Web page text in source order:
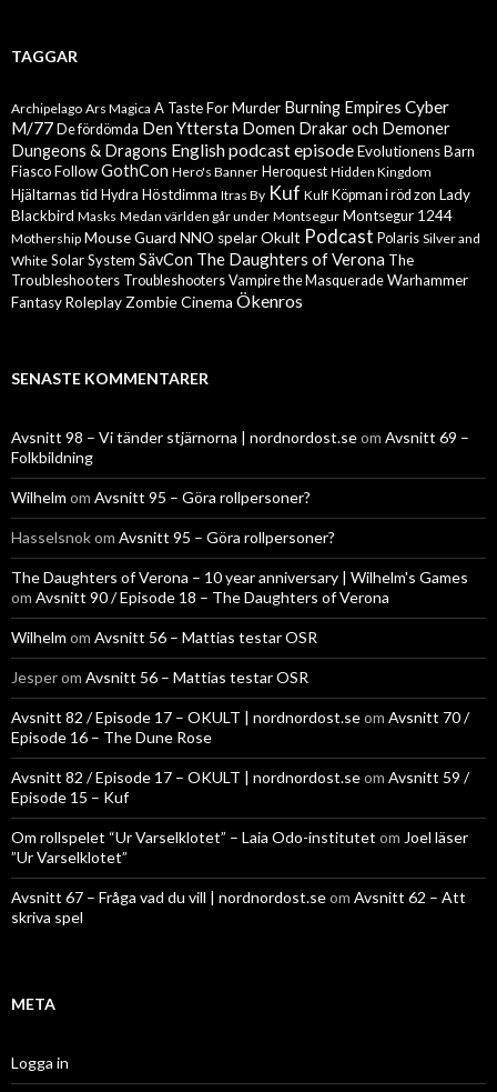
TAGGAR
Archipelago Ars Magica A Taste For Murder Burning Empires Cyber
M/77 De fördömda Den Yttersta Domen Drakar och Demoner
Dungeons & Dragons English podcast episodeEvolutionens Barn
Fiasco FollowGothCon Hero's Banner Heroquest Hidden Kingdom
Hjältarnas tid Hydra Höstdimma Itras By Kuf Kulf Köpman i röd zon Lady
Blackbird Masks Medan världen går under Montsegur Montsegur 1244
Mothership Mouse Guard NNO spelarOkult Podcast Polaris Silver and
White Solar System SävCon The Daughters of Verona The
Troubleshooters Troubleshooters Vampire the Masquerade Warhammer
Fantasy Roleplay Zombie Cinema Ökenros
SENASTE KOMMENTARER
Avsnitt 98 – Vi tänder stjärnorna | nordnordost.seom Avsnitt 69 –
Folkbildning
Wilhelm om Avsnitt 95 – Göra rollpersoner?
Hasselsnokom Avsnitt 95 – Göra rollpersoner?
The Daughters of Verona – 10 year anniversary | Wilhelm's Games
om Avsnitt 90 / Episode 18 – The Daughters of Verona
Wilhelm om Avsnitt 56 – Mattias testar OSR
Jesperom Avsnitt 56 – Mattias testar OSR
Avsnitt 82 / Episode 17 – OKULT | nordnordost.seom Avsnitt 70 /
Episode 16 – The Dune Rose
Avsnitt 82 / Episode 17 – OKULT | nordnordost.seom Avsnitt 59 /
Episode 15 – Kuf
Om rollspelet “Ur Varselklotet” – Laia Odo-institutet om Joel läser
”Ur Varselklotet”
Avsnitt 67 – Fråga vad du vill | nordnordost.seom Avsnitt 62 – Att
skriva spel
META
Logga in